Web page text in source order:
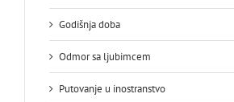
Godišnja doba
Odmor sa ljubimcem
Putovanje u inostranstvo